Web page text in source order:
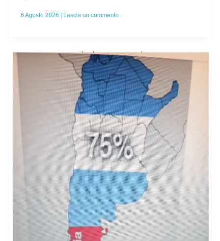
6 Agosto 2026 Lascia un commento